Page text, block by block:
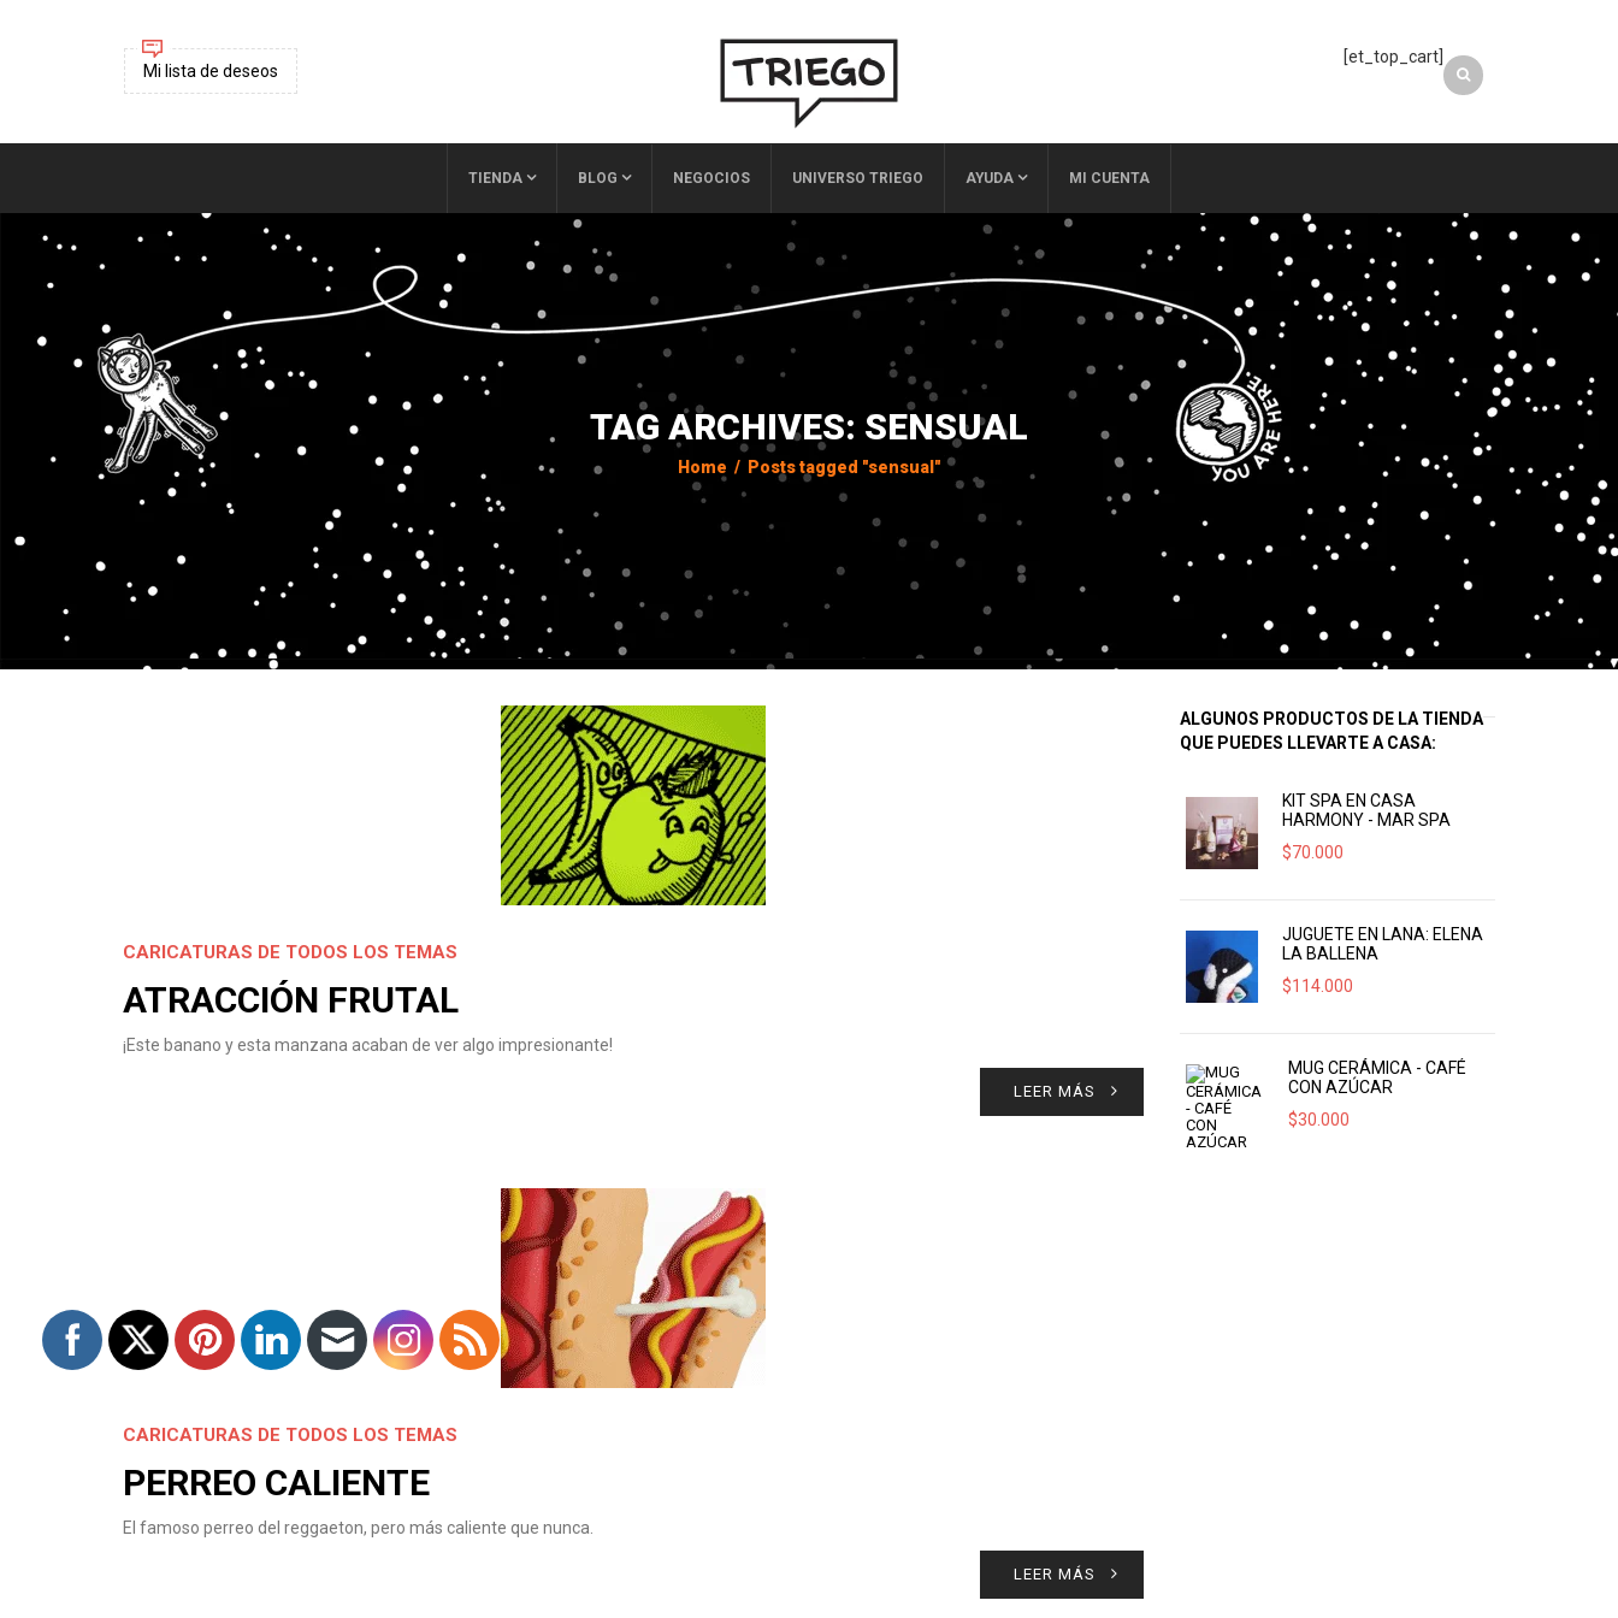
Mi lista de deseos
[et_top_cart]
TIENDA BLOG NEGOCIOS UNIVERSO TRIEGO AYUDA MI CUENTA
TAG ARCHIVES: SENSUAL
Home / Posts tagged "sensual"
CARICATURAS DE TODOS LOS TEMAS
ATRACCIÓN FRUTAL
¡Este banano y esta manzana acaban de ver algo impresionante!
LEER MÁS
CARICATURAS DE TODOS LOS TEMAS
PERREO CALIENTE
El famoso perreo del reggaeton, pero más caliente que nunca.
LEER MÁS
ALGUNOS PRODUCTOS DE LA TIENDA
QUE PUEDES LLEVARTE A CASA:
KIT SPA EN CASA
HARMONY - MAR SPA
$70.000
JUGUETE EN LANA: ELENA
LA BALLENA
$114.000
MUG CERÁMICA - CAFÉ
CON AZÚCAR
$30.000